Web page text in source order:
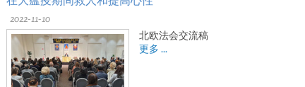
2022-11-10
北欧法会交流稿
更多 ...